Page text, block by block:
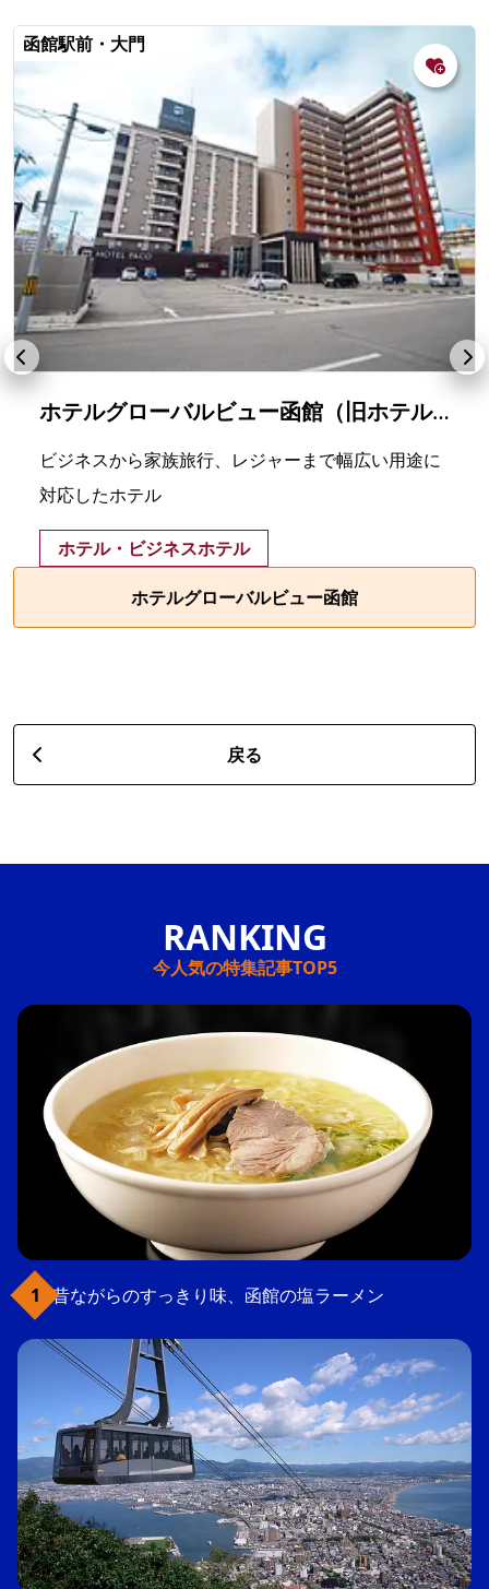
函館駅前・大門
ホテルグローバルビュー函館（旧ホテルパコ函館）
ビジネスから家族旅行、レジャーまで幅広い用途に
対応したホテル
ホテル・ビジネスホテル
ホテルグローバルビュー函館
戻る
今人気の特集記事TOP5
昔ながらのすっきり味、函館の塩ラーメン